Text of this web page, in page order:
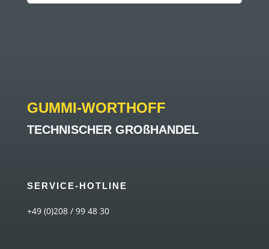
GUMMI-WORTHOFF
TECHNISCHER GROßHANDEL
SERVICE-HOTLINE
+49 (0)208 / 99 48 30